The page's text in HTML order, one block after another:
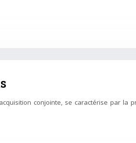
conjointe, se caractérise par la